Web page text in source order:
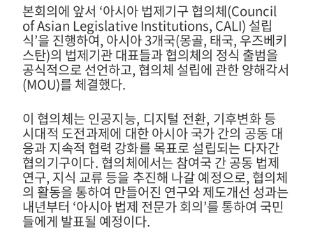
본회의에 앞서 ‘아시아 법제기구 협의체(Council
of Asian Legislative Institutions, CALI) 설립
식’을 진행하여, 아시아3개국(몽골,태국, 우즈베키
스탄)의 법제기관 대표들과 협의체의 정식 출범을
공식적으로 선언하고, 협의체 설립에 관한 양해각서
(MOU)를 체결했다.
이 협의체는 인공지능, 디지털 전환, 기후변화 등
시대적 도전과제에 대한 아시아 국가 간의 공동 대
응과 지속적 협력 강화를 목표로설립되는 다자간
협의기구이다. 협의체에서는 참여국 간 공동 법제
연구, 지식 교류등을 추진해 나갈 예정으로, 협의체
의 활동을 통하여 만들어진 연구와 제도개선 성과는
내년부터 ‘아시아 법제 전문가 회의’를 통하여 국민
들에게 발표될 예정이다.